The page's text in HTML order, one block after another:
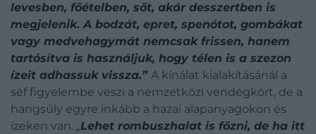
levesben, főételben, sőt, akár desszertben is
megjelenik. A bodzát, epret, spenótot, gombákat
vagy medvehagymát nemcsak frissen, hanem
tartósítva is használjuk, hogy télen is a szezon
ízeit adhassuk vissza.” A kínálat kialakításánál a
séf figyelembe veszi a nemzetközi vendégkört, de a
hangsúly egyre inkább a hazai alapanyagokon és
ízeken van. „Lehet rombuszhalat is főzni, de ha itt